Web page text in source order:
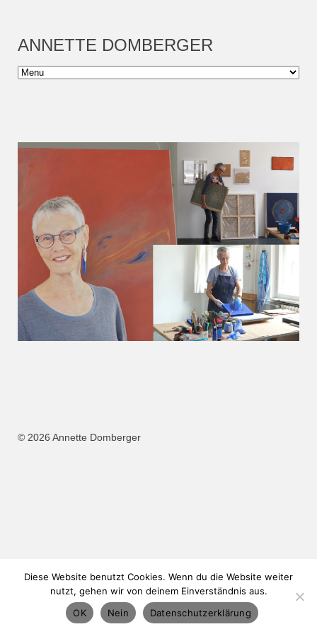
ANNETTE DOMBERGER
© 2026 Annette Domberger
Diese Website benutzt Cookies. Wenn du die Website weiter
nutzt, gehen wir von deinem Einverständnis aus.
OK
Nein Datenschutzerklärung